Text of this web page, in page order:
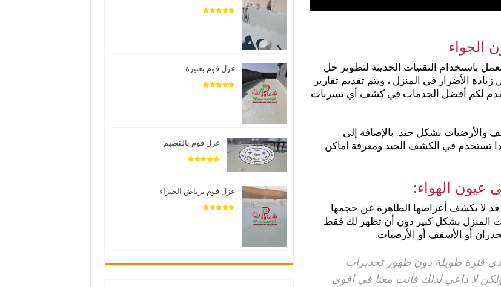
الجواء
باستخدام التقنيات الحديثة لتطوير حل
الأضرار في المنزل ، ويتم تقديم تقارير
نقدم لكم أفضل الخدمات في كشف أي تسربات
بشكل جيد. بالإضافة إلى
تستخدم في الكشف الجيد ومعرفة اماكن
عيون الهواء:
لا تكشف أعراضها الظاهرة عن حجمها
المنزل بشكل كبير دون أن تظهر لك فقط
أو الأسقف أو الأرضيات.
فترة طويلة دون ظهور تحذيرات
لا داعي لذلك فأنت معنا في اقوى
عزل فوم بعنيزة
عزل فوم بالقصيم
عزل فوم برياض الخبراء